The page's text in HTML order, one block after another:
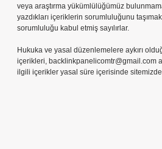
veya araştırma yükümlülüğümüz
yazdıkları içeriklerin sorumluluğunu
sorumluluğu kabul etmiş sayılırlar.
Hukuka ve yasal düzenlemelere aykırı
içerikleri, backlinkpanelicomtr@gmail.com
ilgili içerikler yasal süre içerisinde